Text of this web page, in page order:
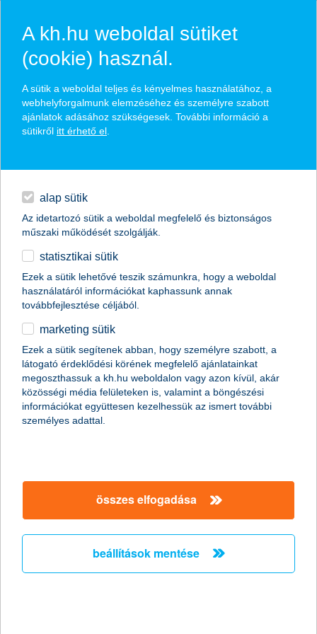
English
hírek és hivatalos
közzétételek
A legjobb kereskedelemfinanszírozási
bank címet kapta a K&H Bank
Magyarországon
A Global Finance magazin ismét a K&H Banknak ítélte a legjobb
kereskedelemfinanszírozási bank címet Magyarországon (Best
Trade Finance Provider in Hungary 2011).
A kh.hu weboldal sütiket
(cookie) használ.
A sütik a weboldal teljes és kényelmes használatához, a
webhelyforgalmunk elemzéséhez és személyre szabott
ajánlatok adásához szükségesek. További információ a
sütikről itt érhető el
alap sütik
Az idetartozó sütik a weboldal megfelelő és biztonságos
műszaki működését szolgálják.
statisztikai sütik
Ezek a sütik lehetővé teszik számunkra, hogy a weboldal
használatáról információkat kaphassunk annak
továbbfejlesztése céljából.
marketing sütik
Ezek a sütik segítenek abban, hogy személyre szabott, a
látogató érdeklődési körének megfelelő ajánlatainkat
megoszthassuk a kh.hu weboldalon vagy azon kívül, akár
közösségi média felületeken is, valamint a böngészési
információkat együttesen kezelhessük az ismert további
személyes adattal.
összes elfogadása
beállítások mentése